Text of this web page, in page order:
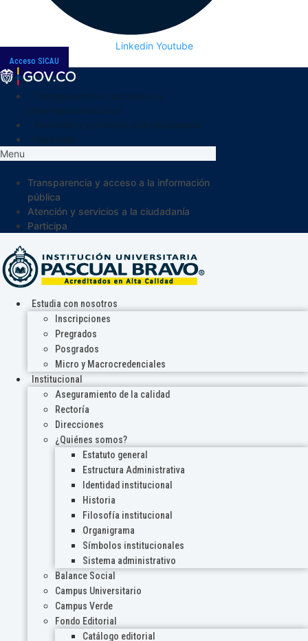
Linkedin Youtube
Acceso SICAU
Menu
Transparencia y acceso a la información
pública
Atención y servicios a la ciudadanía
Participa
Estudia con nosotros
Inscripciones
Pregrados
Posgrados
Micro y Macrocredenciales
Institucional
Aseguramiento de la calidad
Rectoría
Direcciones
¿Quiénes somos?
Estatuto general
Estructura Administrativa
Identidad institucional
Historia
Filosofía institucional
Organigrama
Símbolos institucionales
Sistema administrativo
Balance Social
Campus Universitario
Campus Verde
Fondo Editorial
Catálogo editorial